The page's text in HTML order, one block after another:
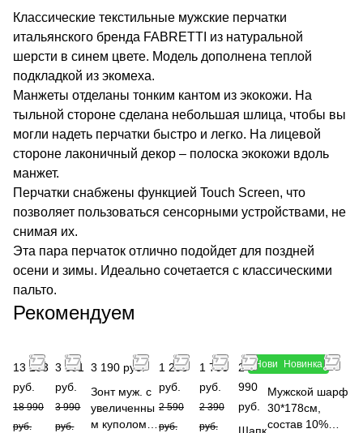
Классические текстильные мужские перчатки
итальянского бренда FABRETTI из натуральной
шерсти в синем цвете. Модель дополнена теплой
подкладкой из экомеха.
Манжеты отделаны тонким кантом из экокожи. На
тыльной стороне сделана небольшая шлица, чтобы вы
могли надеть перчатки быстро и легко. На лицевой
стороне лаконичный декор – полоска экокожи вдоль
манжет.
Перчатки снабжены функцией Touch Screen, что
позволяет пользоваться сенсорными устройствами, не
снимая их.
Эта пара перчаток отлично подойдет для поздней
осени и зимы. Идеально сочетается с классическими
пальто.
Рекомендуем
13 293
руб.
18 990
руб.
3 591
руб.
3 990
руб.
3 190 руб.
Зонт муж. с
увеличенны
м куполом,
1 295
руб.
2 590
руб.
1 793
руб.
2 390
руб.
Новинка
2
990
руб.
Новинка
3 490 руб.
Мужской шарф
30*178см,
состав 10%